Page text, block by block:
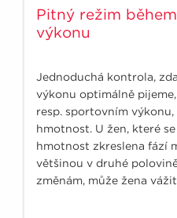
Pitný režim
výkonu
Jednoduchá kontrola,
výkonu optimálně
resp. sportovním
hmotnost. U žen, které
hmotnost zkreslena fází
většinou v druhé
změnám, může žena